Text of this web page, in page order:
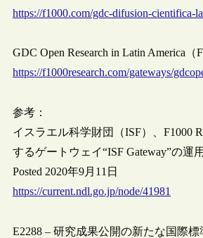
https://f1000.com/gdc-difusion-cientifica-
GDC Open Research in Latin America（
https://f1000research.com/gateways/
参考：
イスラエル科学財団（ISF）、F1000
するゲートウェイ“ISF Gateway”の運
Posted 2020年9月11日
https://current.ndl.go.jp/node/41981
E2288 – 研究成果公開の新たな国際